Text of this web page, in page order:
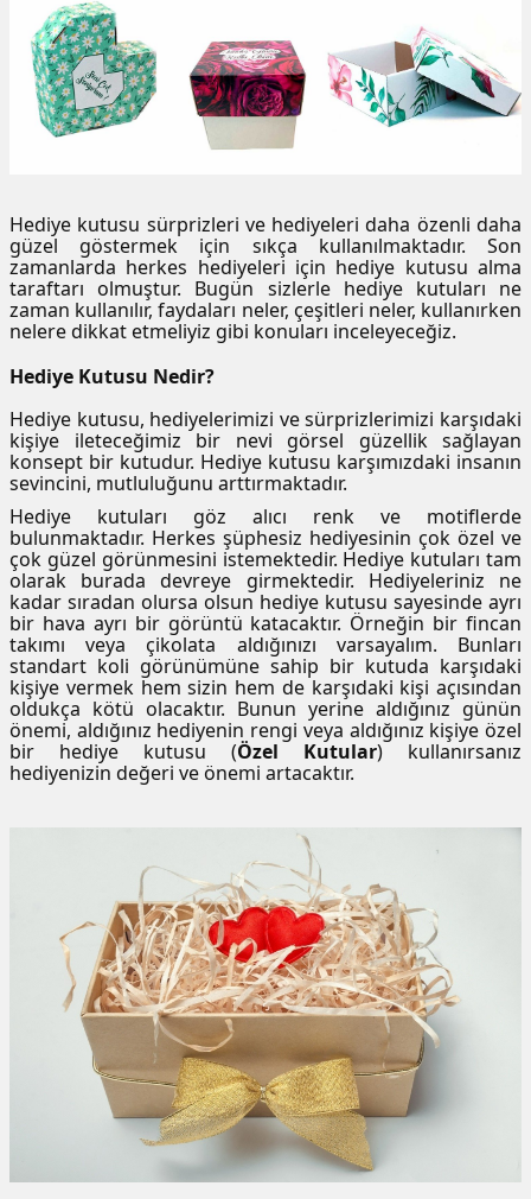
Kutuları
Kutuları
Masura Kapaklı
Kutular
ve Koliler
Hediye kutusu sürprizleri ve hediyeleri daha özenli daha
güzel göstermek için sıkça kullanılmaktadır. Son
zamanlarda herkes hediyeleri için hediye kutusu alma
taraftarı olmuştur. Bugün sizlerle hediye kutuları ne
zaman kullanılır, faydaları neler, çeşitleri neler, kullanırken
nelere dikkat etmeliyiz gibi konuları inceleyeceğiz.
Hediye Kutusu Nedir?
Hediye kutusu, hediyelerimizi ve sürprizlerimizi karşıdaki
kişiye ileteceğimiz bir nevi görsel güzellik sağlayan
konsept bir kutudur. Hediye kutusu karşımızdaki insanın
sevincini, mutluluğunu arttırmaktadır.
Hediye kutuları göz alıcı renk ve motiflerde
bulunmaktadır. Herkes şüphesiz hediyesinin çok özel ve
çok güzel görünmesini istemektedir. Hediye kutuları tam
olarak burada devreye girmektedir. Hediyeleriniz ne
kadar sıradan olursa olsun hediye kutusu sayesinde ayrı
bir hava ayrı bir görüntü katacaktır. Örneğin bir fincan
takımı veya çikolata aldığınızı varsayalım. Bunları
standart koli görünümüne sahip bir kutuda karşıdaki
kişiye vermek hem sizin hem de karşıdaki kişi açısından
oldukça kötü olacaktır. Bunun yerine aldığınız günün
önemi, aldığınız hediyenin rengi veya aldığınız kişiye özel
bir hediye kutusu (Özel Kutular) kullanırsanız
hediyenizin değeri ve önemi artacaktır.